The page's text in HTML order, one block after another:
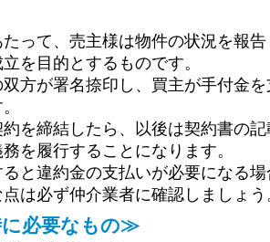
って、売主様は物件の状況を報
を目的とするものです。
方が署名捺印し、買主が手付金
を締結したら、以後は契約書の
を履行することになります。
と違約金の支払いが必要になる
は必ず仲介業者に確認しましょう
必要なもの≫